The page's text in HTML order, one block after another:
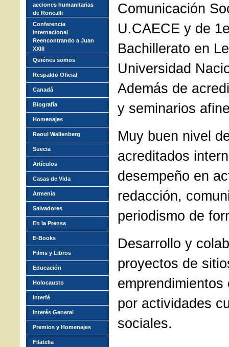
Comunicación
U.CAECE y de
Bachillerato en
Universidad
Además de
y seminarios
Muy buen nivel
acreditados
desempeño en
redacción,
periodismo de
Desarrollo y
proyectos de
por actividades
sociales.
acciones humanitarias
de Roncalli
Conferencia
Internacional
Reencontrando a Juan
XXIII
Quiénes somos
Respaldo Oficial
Canadá
Biografía
Homenajes
Raoul Wallenberg
Suecia
Artículos
Casas de Vida
Armenia
Salvadores
En la Prensa
E-Books
Films y Libros
Educación
Holocausto
Interfé
Interés General
Premios y Homenajes
Filatelia